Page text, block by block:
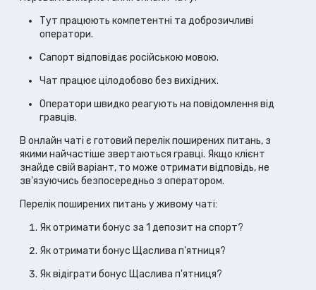
Тут працюють компетентні та доброзичливі
оператори.
Сапорт відповідає російською мовою.
Чат працює цілодобово без вихідних.
Оператори швидко реагують на повідомлення від
гравців.
В онлайн чаті є готовий перелік поширених питань, з
якими найчастіше звертаються гравці. Якщо клієнт
знайде свій варіант, то може отримати відповідь, не
зв'язуючись безпосередньо з оператором.
Перелік поширених питань у живому чаті:
Як отримати бонус за 1 депозит на спорт?
Як отримати бонус Щаслива п'ятниця?
Як відіграти бонус Щаслива п'ятниця?